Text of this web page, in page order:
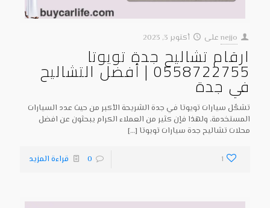
nejjo على أكتوبر 3, 2023
ارقام تشاليح جدة تويوتا
0558722755 | أفضل التشاليح
في جدة
تشكّل سيارات تويوتا في جدة الشريحة الأكبر من حيث عدد السيارات
المستخدمة، ولهذا فإن كثير من العملاء الكرام يبحثون عن افضل
محلات تشاليح جدة سيارات تويوتا […]
1
0 قراءة المزيد